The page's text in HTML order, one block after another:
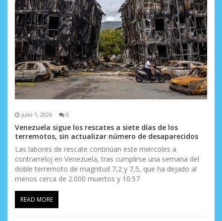
n
t
r
a
d
a
s julio 1, 2026 0
Venezuela sigue los rescates a siete días de los
terremotos, sin actualizar número de desaparecidos
Las labores de rescate continúan este miércoles a
contrarreloj en Venezuela, tras cumplirse una semana del
doble terremoto de magnitud 7,2 y 7,5, que ha dejado al
menos cerca de 2.000 muertos y 10.57
READ MORE